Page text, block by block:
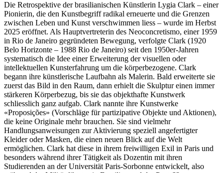
Die Retrospektive der brasilianischen Künstlerin Lygia Clark – einer
Pionierin, die den Kunstbegriff radikal erneuerte und die Grenzen
zwischen Leben und Kunst verschwimmen liess – wurde im Herbst
2025 eröffnet. Als Hauptvertreterin des Neoconcretismo, einer 1959
in Rio de Janeiro gegründeten Bewegung, verfolgte Clark (1920
Belo Horizonte – 1988 Rio de Janeiro) seit den 1950er-Jahren
systematisch die Idee einer Erweiterung der visuellen oder
intellektuellen Kunsterfahrung um die körperbezogene. Clark
begann ihre künstlerische Laufbahn als Malerin. Bald erweiterte sie
zuerst das Bild in den Raum, dann erhielt die Skulptur einen immer
stärkeren Körperbezug, bis sie das objekthafte Kunstwerk
schliesslich ganz aufgab. Clark nannte ihre Kunstwerke
«Proposições» (Vorschläge für partizipative Objekte und Aktionen),
die keine Originale mehr brauchen. Sie sind vielmehr
Handlungsanweisungen zur Aktivierung speziell angefertigter
Kleider oder Masken, die einen neuen Blick auf die Welt
ermöglichen. Clark hat diese in ihrem freiwilligen Exil in Paris und
besonders während ihrer Tätigkeit als Dozentin mit ihren
Studierenden an der Universität Paris-Sorbonne entwickelt, also